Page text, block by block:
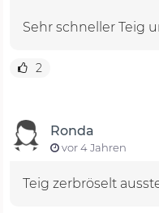
Sehr schneller Teig
2
Ronda
vor 4 Jahren
Teig zerbröselt